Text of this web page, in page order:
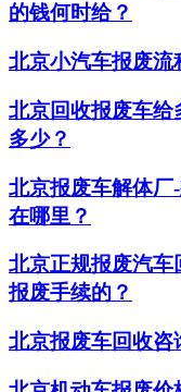
的钱何时给？
北京小汽车报废流
北京回收报废车给
多少？
北京报废车解体厂
在哪里？
北京正规报废汽车
报废手续的？
北京报废车回收咨